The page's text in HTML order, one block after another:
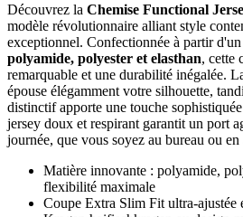
Découvrez la Chemise Functional
modèle révolutionnaire alliant style
exceptionnel. Confectionnée à partir
polyamide, polyester et elasthan, cette
remarquable et une durabilité inégalée.
épouse élégamment votre silhouette,
distinctif apporte une touche
jersey doux et respirant garantit un port
journée, que vous soyez au bureau ou en
Matière innovante : polyamide,
flexibilité maximale
Coupe Extra Slim Fit ultra-ajustée